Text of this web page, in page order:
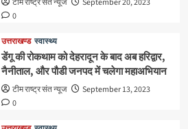
टीम राष्ट्र संत न्यूज
September 20, 2023
0
उत्तराखण्ड स्वास्थ्य
डेंगू की रोकथाम को देहरादून के बाद अब हरिद्वार,
नैनीताल, और पौडी जनपद में चलेगा महाअभियान
टीम राष्ट्र संत न्यूज
September 13, 2023
0